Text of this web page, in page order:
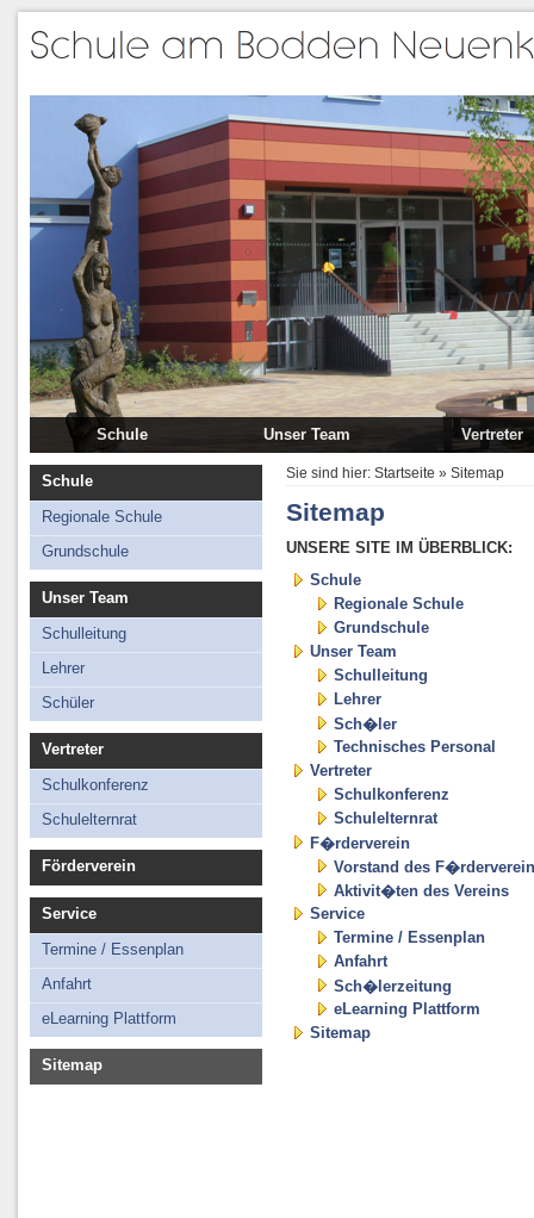
Schule
Regionale Schule
Grundschule
Unser Team
Schulleitung
Lehrer
Schüler
Technisches Personal
Vertreter
Schule
Regionale Schule
Grundschule
Unser Team
Schulleitung
Lehrer
Schüler
Vertreter
Schulkonferenz
Schulelternrat
Förderverein
Service
Termine / Essenplan
Anfahrt
eLearning Plattform
Sitemap
Sie sind hier: Startseite » Sitemap
Sitemap
UNSERE SITE IM ÜBERBLICK:
Schule
Regionale Schule
Grundschule
Unser Team
Schulleitung
Lehrer
Sch�ler
Technisches Personal
Vertreter
Schulkonferenz
Schulelternrat
F�rderverein
Vorstand des
Aktivit�ten des Vereins
Service
Termine / Essenplan
Anfahrt
Sch�lerzeitung
eLearning Plattform
Sitemap